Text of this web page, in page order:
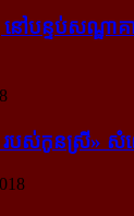
នៅបន្ទប់សណ្ឋា
របស់​កូនស្រី» សំ